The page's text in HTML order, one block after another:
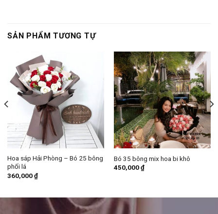
SẢN PHẨM TƯƠNG TỰ
Hoa sáp Hải Phòng – Bó 25 bông
phối lá
360,000₫
Bó 35 bông mix hoa bi khô
450,000₫